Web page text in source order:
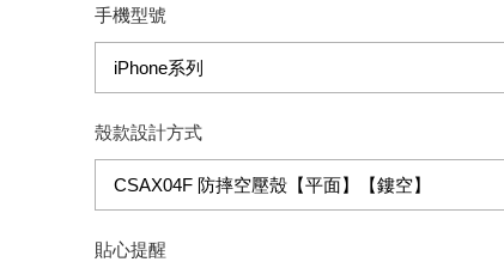
手機型號
殼款設計方式
貼心提醒